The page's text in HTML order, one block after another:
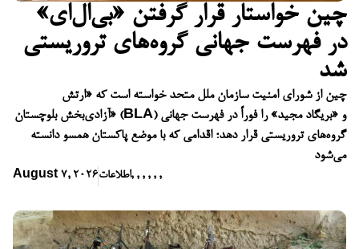
چین خواستار قرار گرفتن «بی‌ال‌ای»
در فهرست جهانی گروه‌های تروریستی
شد
چین از شورای امنیت سازمان ملل متحد خواسته است که «ارتش
آزادی‌بخش بلوچستان» (BLA) و «بریگاد مجید» را فوراً در فهرست جهانی
گروه‌های تروریستی قرار دهد؛ اقدامی که با موضع پاکستان همسو دانسته
می‌شود
August 7, 2026اطلاعات, , , , , ,